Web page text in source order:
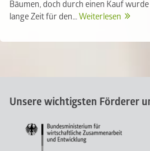
Bäumen, doch durch einen Kauf
lange Zeit für den…Weiterlesen
Unsere wichtigsten Förderer